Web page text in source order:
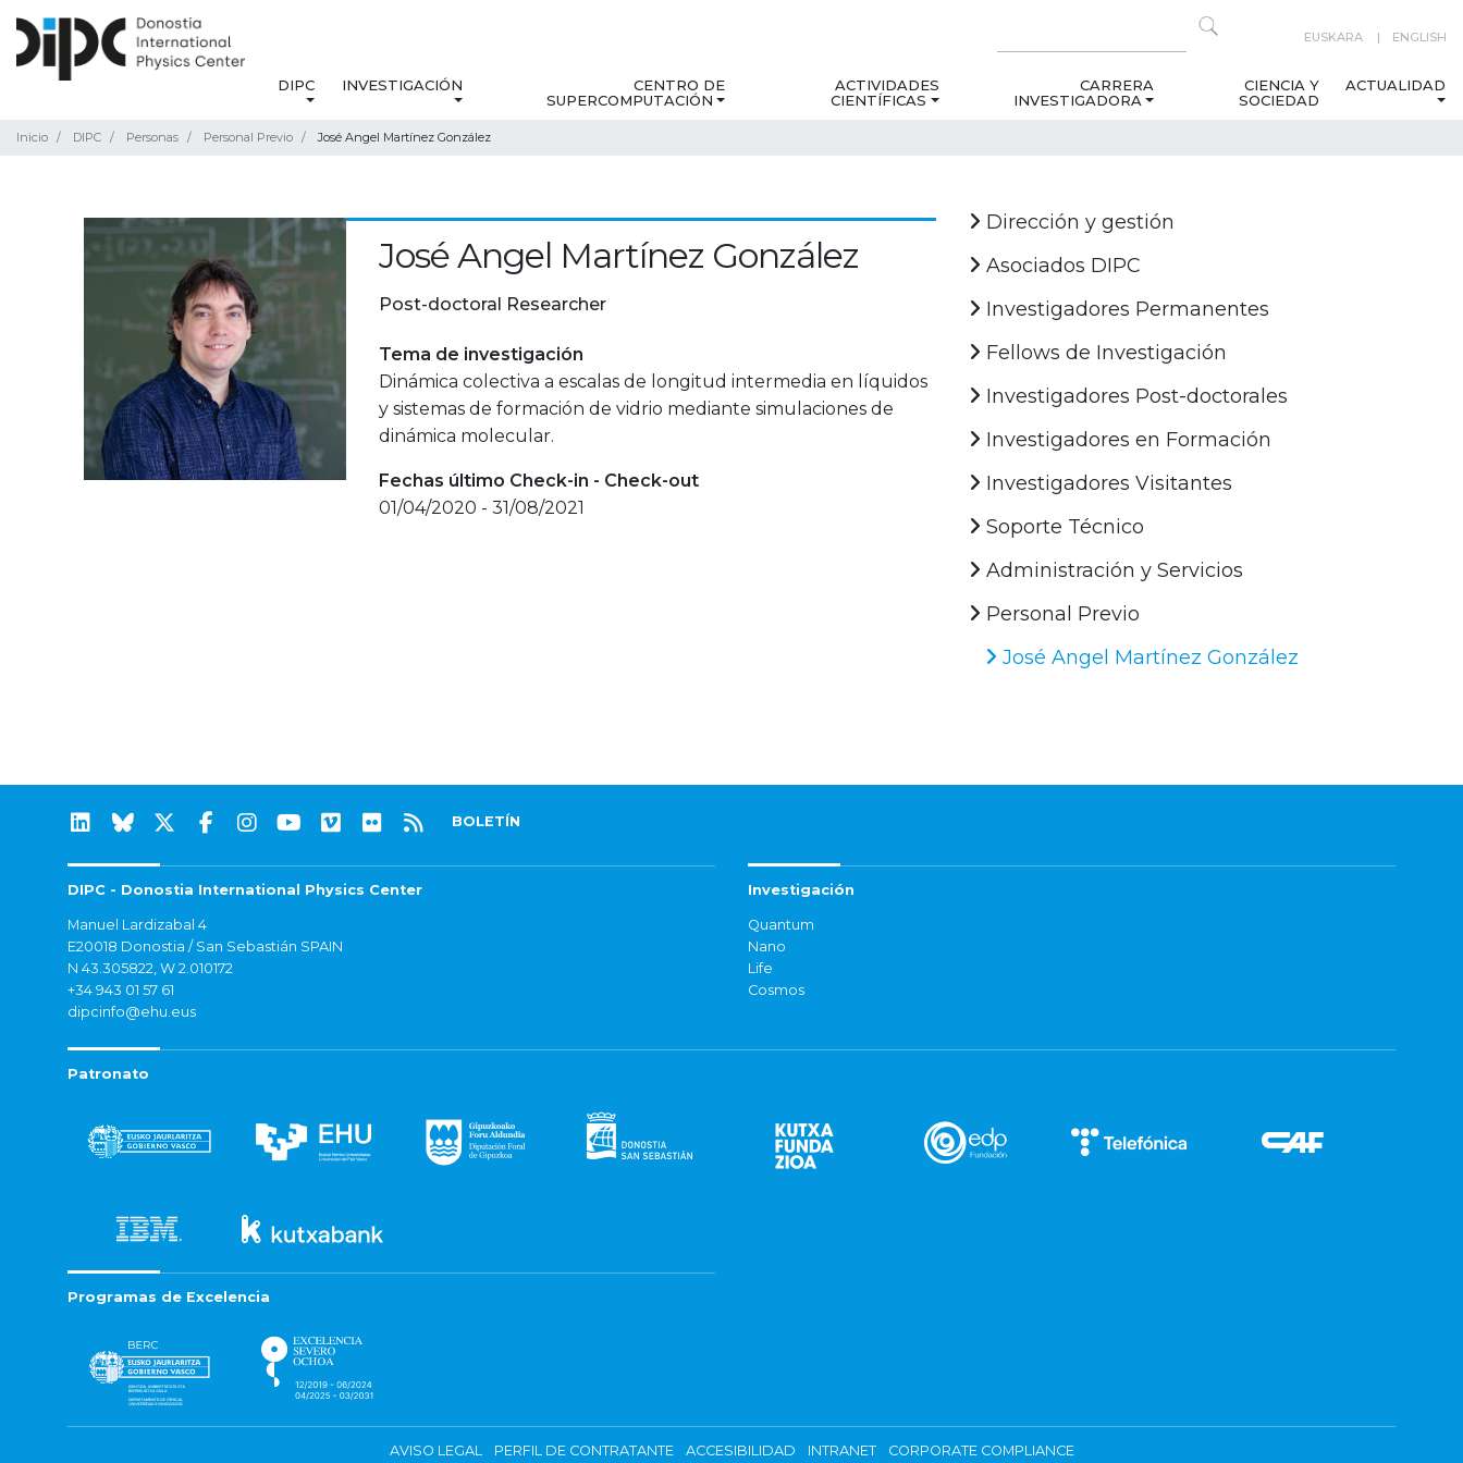
EUSKARA ENGLISH
DIPC INVESTIGACIÓN
CENTRO DE
SUPERCOMPUTACIÓN
ACTIVIDADES
CIENTÍFICAS
CARRERA
INVESTIGADORA
CIENCIA Y
SOCIEDAD
ACTUALIDAD
Inicio DIPC Personas Personal Previo José Angel Martínez González
José Angel Martínez González
Post-doctoral Researcher
Tema de investigación
Dinámica colectiva a escalas de longitud intermedia en líquidos
y sistemas de formación de vidrio mediante simulaciones de
dinámica molecular.
Fechas último Check-in - Check-out
01/04/2020 - 31/08/2021
Dirección y gestión
Asociados DIPC
Investigadores Permanentes
Fellows de Investigación
Investigadores Post-doctorales
Investigadores en Formación
Investigadores Visitantes
Soporte Técnico
Administración y Servicios
Personal Previo
José Angel Martínez González
BOLETÍN
DIPC - Donostia International Physics Center
Manuel Lardizabal 4
E20018 Donostia / San Sebastián SPAIN
N 43.305822, W 2.010172
+34 943 01 57 61
dipcinfo@ehu.eus
Investigación
Quantum
Nano
Life
Cosmos
Patronato
Programas de Excelencia
AVISO LEGAL PERFIL DE CONTRATANTE ACCESIBILIDAD INTRANET CORPORATE COMPLIANCE